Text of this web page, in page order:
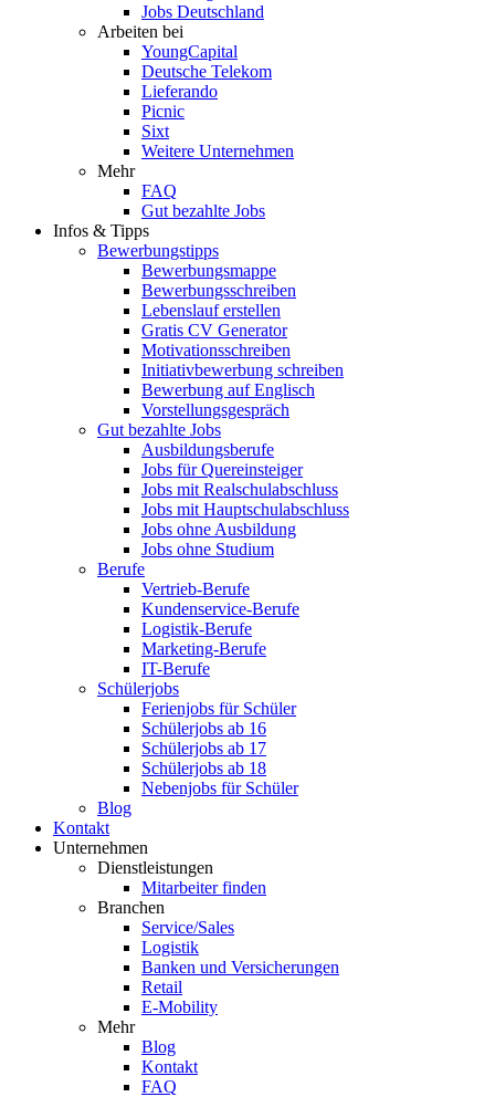
Jobs Deutschland
Arbeiten bei
YoungCapital
Deutsche Telekom
Lieferando
Picnic
Sixt
Weitere Unternehmen
Mehr
FAQ
Gut bezahlte Jobs
Infos & Tipps
Bewerbungstipps
Bewerbungsmappe
Bewerbungsschreiben
Lebenslauf erstellen
Gratis CV Generator
Motivationsschreiben
Initiativbewerbung schreiben
Bewerbung auf Englisch
Vorstellungsgespräch
Gut bezahlte Jobs
Ausbildungsberufe
Jobs für Quereinsteiger
Jobs mit Realschulabschluss
Jobs mit Hauptschulabschluss
Jobs ohne Ausbildung
Jobs ohne Studium
Berufe
Vertrieb-Berufe
Kundenservice-Berufe
Logistik-Berufe
Marketing-Berufe
IT-Berufe
Schülerjobs
Ferienjobs für Schüler
Schülerjobs ab 16
Schülerjobs ab 17
Schülerjobs ab 18
Nebenjobs für Schüler
Blog
Kontakt
Unternehmen
Dienstleistungen
Mitarbeiter finden
Branchen
Service/Sales
Logistik
Banken und Versicherungen
Retail
E-Mobility
Mehr
Blog
Kontakt
FAQ